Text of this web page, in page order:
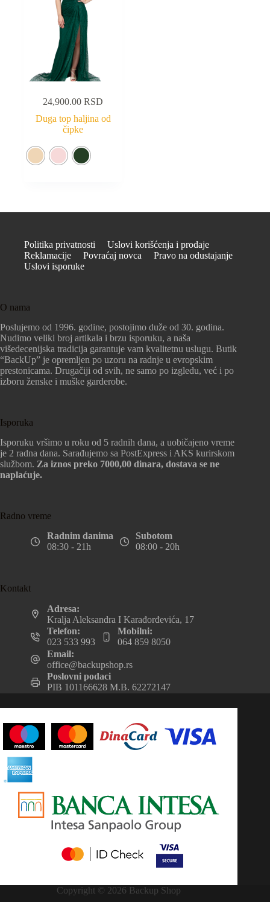
24,900.00RSD
Duga top haljina od
čipke
Politika privatnosti
Uslovi korišćenja i prodaje
Reklamacije
Povraćaj novca
Pravo na odustajanje
Uslovi isporuke
O nama
Poslujemo od 1996. godine, postojimo duže od 30. godina.
Nudimo veliki broj artikala i brzu isporuku, a naša
višedecenijska tradicija garantuje vam kvalitetnu uslugu. Butik
“BackUp” je opremljen po uzoru na radnje u evropskim
prestonicama. Drugačiji od svih, ne samo po izgledu, već i po
izboru ženske i muške garderobe.
Isporuka
Isporuku vršimo u roku od 5 radnih dana, a uobičajeno vreme
je 2 radna dana. Sarađujemo sa PostExpress i AKS kurirskom
službom. Za iznos preko 7000,00 dinara, dostava se ne
naplaćuje.
Radno vreme
Radnim danima
08:30 - 21h
Subotom
08:00 - 20h
Kontakt
Adresa:
Kralja Aleksandra I Karađorđevića, 17
Telefon:
023 533 993
Mobilni:
064 859 8050
Email:
office@backupshop.rs
Poslovni podaci
PIB 101166628 M.B. 62272147
Copyright © 2026 Backup Shop